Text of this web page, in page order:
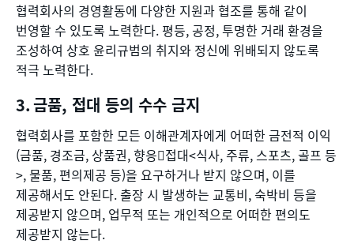
협력회사의 경영활동에 다양한 지원과 협조를 통해 같이
번영할 수 있도록 노력한다. 평등, 공정, 투명한 거래 환경을
조성하여 상호 윤리규범의 취지와 정신에 위배되지 않도록
적극 노력한다.
금품, 접대 등의 수수 금지
협력회사를 포함한 모든 이해관계자에게 어떠한 금전적 이익
(금품, 경조금, 상품권, 향응접대<식사, 주류, 스포츠, 골프 등
>, 물품, 편의제공 등)을 요구하거나 받지 않으며, 이를
제공해서도 안된다. 출장 시 발생하는 교통비, 숙박비 등을
제공받지 않으며, 업무적 또는 개인적으로 어떠한 편의도
제공받지 않는다.